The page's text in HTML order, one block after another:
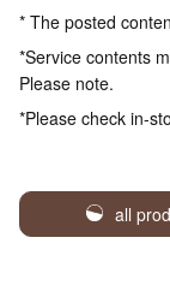
* The posted
*Service contents
Please note.
*Please check in-
all